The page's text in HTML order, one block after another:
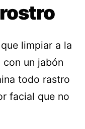
limpiar a la
un jabón
todo rastro
facial que no